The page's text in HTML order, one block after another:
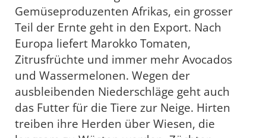
Gemüseproduzenten Afrikas, ein grosser
Teil der Ernte geht in den Export. Nach
Europa liefert Marokko Tomaten,
Zitrusfrüchte und immer mehr Avocados
und Wassermelonen. Wegen der
ausbleibenden Niederschläge geht auch
das Futter für die Tiere zur Neige. Hirten
treiben ihre Herden über Wiesen, die